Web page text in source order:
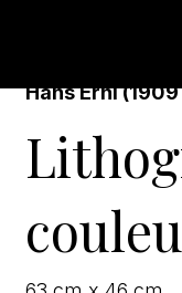
Hans Erni